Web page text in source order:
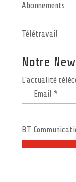
Abonnements
Télétravail
Notre
L'actualité
Email *
BT